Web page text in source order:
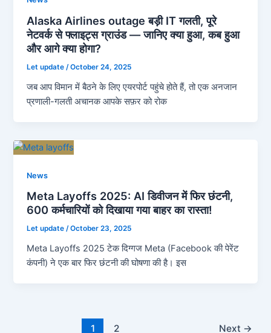
Alaska Airlines outage बड़ी IT गलती, पूरे
नेटवर्क से फ्लाइट्स ग्राउंड — जानिए क्या हुआ, कब हुआ
और आगे क्या होगा?
Let update/October 24, 2025
जब आप विमान में बैठने के लिए एयरपोर्ट पहुंचे होते हैं, तो एक अनजान
प्रणाली-गलती अचानक आपके सफ़र को रोक
News
Meta Layoffs 2025: AI डिवीजन में फिर छंटनी,
600 कर्मचारियों को दिखाया गया बाहर का रास्ता!
Let update/October 23, 2025
Meta Layoffs 2025 टेक दिग्गज Meta (Facebook की पेरेंट
कंपनी) ने एक बार फिर छंटनी की घोषणा की है। इस
1 2 Next →